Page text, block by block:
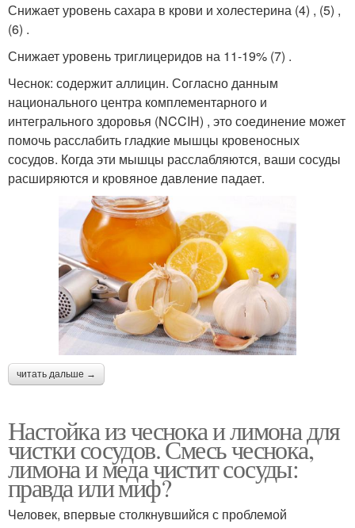
Снижает уровень сахара в крови и холестерина (4) , (5) ,
(6) .
Снижает уровень триглицеридов на 11-19% (7) .
Чеснок: содержит аллицин. Согласно данным
национального центра комплементарного и
интегрального здоровья (NCCIH) , это соединение может
помочь расслабить гладкие мышцы кровеносных
сосудов. Когда эти мышцы расслабляются, ваши сосуды
расширяются и кровяное давление падает.
читать дальше →
Настойка из чеснока и лимона для
чистки сосудов. Смесь чеснока,
лимона и меда чистит сосуды:
правда или миф?
Человек, впервые столкнувшийся с проблемой